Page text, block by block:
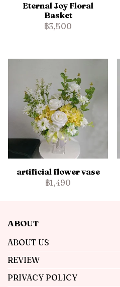
Eternal Joy Floral
Basket
฿3,500
artificial flower vase
฿1,490
ABOUT
ABOUT US
REVIEW
PRIVACY POLICY